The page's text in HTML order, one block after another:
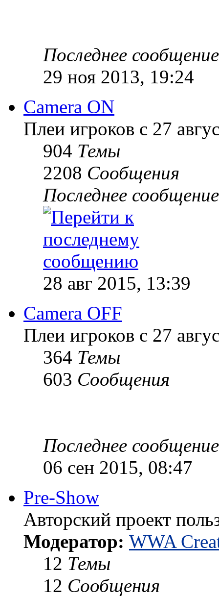
Последнее сообщение
29 ноя 2013, 19:24
Camera ON
Плеи игроков с 27
904 Темы
2208 Сообщения
Последнее сообщение
28 авг 2015, 13:39
Camera OFF
Плеи игроков с 27
364 Темы
603 Сообщения
Последнее сообщение
06 сен 2015, 08:47
Pre-Show
Авторский проект
Модератор: WWA
12 Темы
12 Сообщения